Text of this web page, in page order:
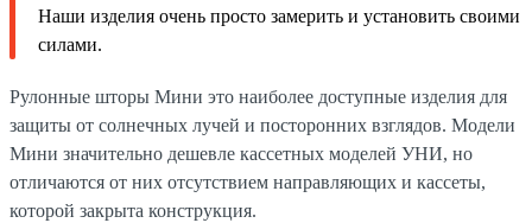
Наши изделия очень просто замерить и установить своими
силами.
Рулонные шторы Мини это наиболее доступные изделия для
защиты от солнечных лучей и посторонних взглядов. Модели
Мини значительно дешевле кассетных моделей УНИ, но
отличаются от них отсутствием направляющих и кассеты,
которой закрыта конструкция.